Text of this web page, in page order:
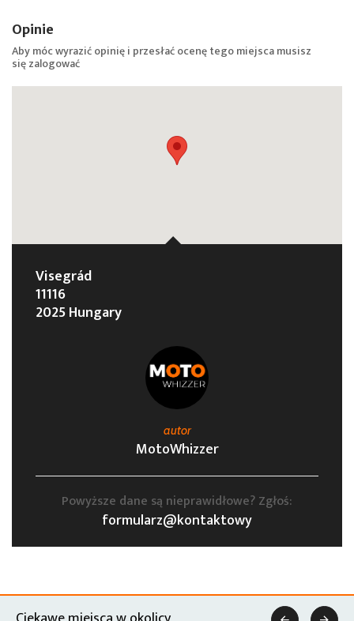
Opinie
Aby móc wyrazić opinię i przesłać ocenę tego miejsca musisz
sięzalogować
Visegrád
11116
2025 Hungary
autor
MotoWhizzer
Powyższe dane są nieprawidłowe? Zgłoś:
formularz@kontaktowy